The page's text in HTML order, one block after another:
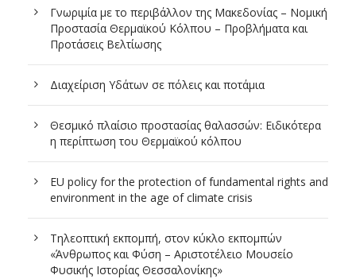
Γνωριμία με το περιβάλλον της Μακεδονίας – Νομική
Προστασία Θερμαϊκού Κόλπου – Προβλήματα και
Προτάσεις Βελτίωσης
Διαχείριση Υδάτων σε πόλεις και ποτάμια
Θεσμικό πλαίσιο προστασίας θαλασσών: Ειδικότερα
η περίπτωση του Θερμαϊκού κόλπου
EU policy for the protection of fundamental rights and
environment in the age of climate crisis
Τηλεοπτική εκπομπή, στον κύκλο εκπομπών
«Άνθρωπος και Φύση – Αριστοτέλειο Μουσείο
Φυσικής Ιστορίας Θεσσαλονίκης»